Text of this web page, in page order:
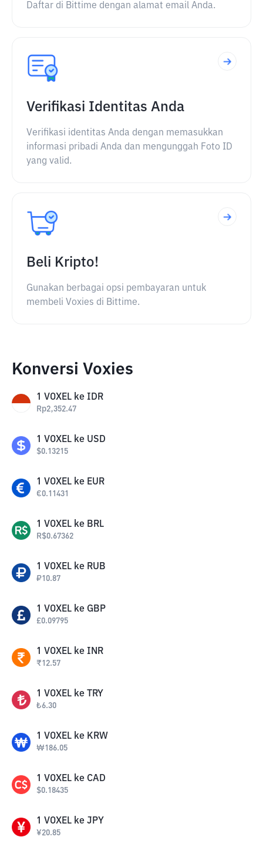
Daftar di Bittime dengan alamat email Anda.
Verifikasi Identitas Anda
Verifikasi identitas Anda dengan memasukkan
informasi pribadi Anda dan mengunggah Foto ID
yang valid.
Beli Kripto!
Gunakan berbagai opsi pembayaran untuk
membeli Voxies di Bittime.
Konversi Voxies
1 VOXEL ke IDR
Rp2,352.47
1 VOXEL ke USD
$0.13215
1 VOXEL ke EUR
€0.11431
1 VOXEL ke BRL
R$0.67362
1 VOXEL ke RUB
₽10.87
1 VOXEL ke GBP
£0.09795
1 VOXEL ke INR
₹12.57
1 VOXEL ke TRY
₺6.30
1 VOXEL ke KRW
₩186.05
1 VOXEL ke CAD
$0.18435
1 VOXEL ke JPY
¥20.85